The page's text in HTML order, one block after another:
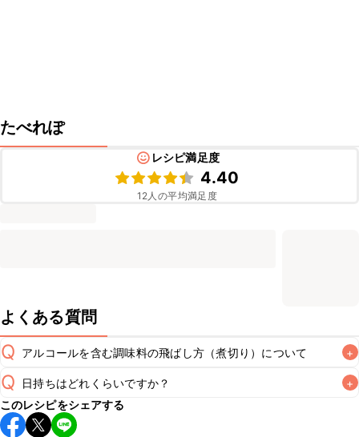
たべれぽ
レシピ満足度
4.40
12人の平均満足度
よくある質問
Q アルコールを含む調味料の飛ばし方（煮切り）について +
A
非加熱のレシピの場合にアルコールを含む調味料をそのまま
使用すると、仕上がりにアルコール特有の風味が残るため、
あらかじめ煮切りを行いアルコール分を飛ばすことをおすす
Q 日持ちはどれくらいですか？ +
保存期間は冷蔵で当日中が目安です。なるべくお早めにお召
このレシピをシェアする